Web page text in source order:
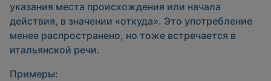
указания места происхождения или начала
действия, в значении «откуда». Это употребление
менее распространено, но тоже встречается в
итальянской речи.
Примеры: